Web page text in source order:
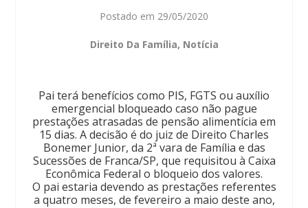
Postado em 29/05/2020
Direito Da Família, Notícia
Pai terá benefícios como PIS, FGTS ou auxílio
emergencial bloqueado caso não pague
prestações atrasadas de pensão alimentícia em
15 dias. A decisão é do juiz de Direito Charles
Bonemer Junior, da 2ª vara de Família e das
Sucessões de Franca/SP, que requisitou à Caixa
Econômica Federal o bloqueio dos valores.
O pai estaria devendo as prestações referentes
a quatro meses, de fevereiro a maio deste ano,